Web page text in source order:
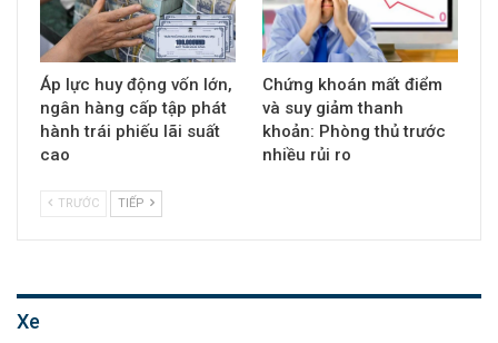
Áp lực huy động vốn lớn,
ngân hàng cấp tập phát
hành trái phiếu lãi suất
cao
Chứng khoán mất điểm
và suy giảm thanh
khoản: Phòng thủ trước
nhiều rủi ro
TRƯỚC TIẾP
Xe